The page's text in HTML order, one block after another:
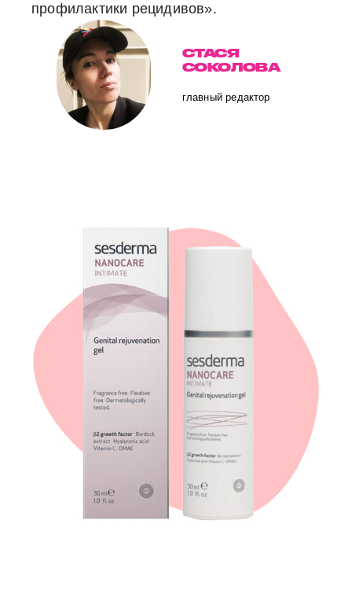
профилактики рецидивов».
СТАСЯ
СОКОЛОВА
главный редактор